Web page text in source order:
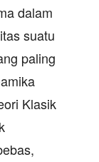
dalam
suatu
paling
Klasik